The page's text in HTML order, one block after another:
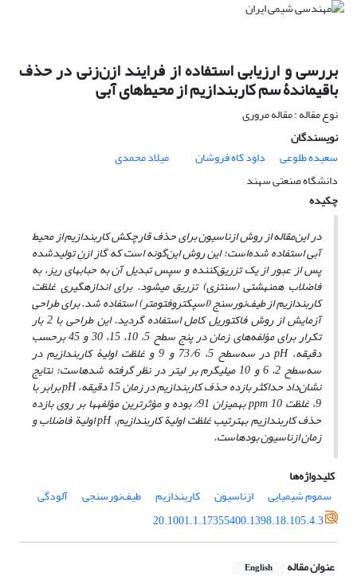
بررسی و ارزیابی استفاده از فرایند ازن‌زنی در حذف
باقیماندۀ سم کاربندازیم از محیط‌های آبی
نوع مقاله : مقاله مروری
نویسندگان
سعیده طلوعی
داود کاه فروشان
میلاد محمدی
دانشگاه صنعتی سهند
چکیده
در این‌مقاله از روش ازناسیون برای حذف قارچ­کش کاربندازیم از محیط
آبی استفاده شده‌است؛این روش این‌گونه است که گاز ازنِ تولیدشده
پس از عبور از یک تزریق‌کننده و سپس تبدیل آن به حباب­های ریز، به
فاضلاب همنهشتی (سنتزی) تزریق می­شود. برای اندازه­گیری غلظت
کاربندازیم از طیف‌نورسنج (اسپکتروفتومتر) استفاده شد. برای طراحی
آزمایش از روش فاکتوریل کامل استفاده گردید. این طراحی با 2 بار
تکرار برای مؤلفه‌های زمان در پنج سطح 5، 10، 15، 30 و 45 برحسب
دقیقه،pH در سه‌سطح 5، 73/6 و 9 و غلظت اولیۀ کاربندازیم در
سه‌سطح 2، 6 و 10 میلی­گرم بر لیتر در نظر گرفته شده­است؛ نتایج
نشان‌داد حداکثر بازده حذف کاربندازیم در زمان 15 دقیقه، pHبرابر با
9، غلظت ppm10 به­میزان 91% بوده و مؤثرترین مؤلفه­ها بر روی بازده
حذف کاربندازیم به­ترتیب غلظت اولیة کاربندازیم،pHاولیة فاضلاب و
زمان ازناسیون بوده­است.
کلیدواژه‌ها
سموم شیمیایی
ازناسیون کاربندازیم طیف‌نورسنجی
آلودگی
20.1001.1.17355400.1398.18.105.4.3
عنوان مقاله English